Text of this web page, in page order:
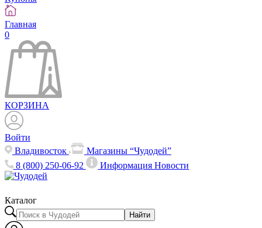
Главная
0
КОРЗИНА
Войти
Владивосток
Магазины “Чудодей”
8 (800) 250-06-92
ИнформацияНовости
Каталог
Найти